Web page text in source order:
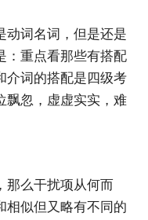
动词名词，但是还是
：重点看那些有搭配
介词的搭配是四级考
飘忽，虚虚实实，难
那么干扰项从何而
相似但又略有不同的